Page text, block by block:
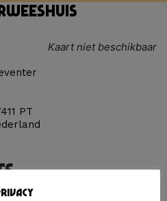
Kaart niet beschikbaar
PT